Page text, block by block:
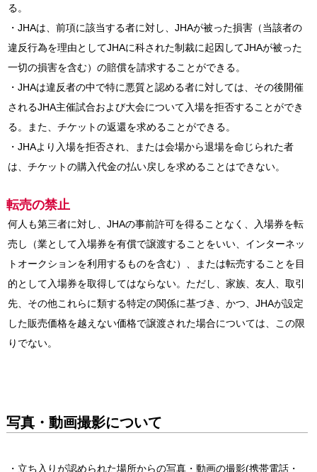
る。
・JHAは、前項に該当する者に対し、JHAが被った損害（当該者の
違反行為を理由としてJHAに科された制裁に起因してJHAが被った
一切の損害を含む）の賠償を請求することができる。
・JHAは違反者の中で特に悪質と認める者に対しては、その後開催
されるJHA主催試合および大会について入場を拒否することができ
る。また、チケットの返還を求めることができる。
・JHAより入場を拒否され、または会場から退場を命じられた者
は、チケットの購入代金の払い戻しを求めることはできない。
転売の禁止
何人も第三者に対し、JHAの事前許可を得ることなく、入場券を転
売し（業として入場券を有償で譲渡することをいい、インターネッ
トオークションを利用するものを含む）、または転売することを目
的として入場券を取得してはならない。ただし、家族、友人、取引
先、その他これらに類する特定の関係に基づき、かつ、JHAが設定
した販売価格を越えない価格で譲渡された場合については、この限
りでない。
写真・動画撮影について
・立ち入りが認められた場所からの写真・動画の撮影(携帯電話・